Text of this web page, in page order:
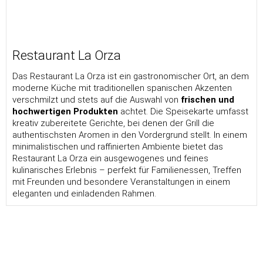
Restaurant La Orza
Das Restaurant La Orza ist ein gastronomischer Ort, an dem
moderne Küche mit traditionellen spanischen Akzenten
verschmilzt und stets auf die Auswahl von frischen und
hochwertigen Produkten achtet. Die Speisekarte umfasst
kreativ zubereitete Gerichte, bei denen der Grill die
authentischsten Aromen in den Vordergrund stellt. In einem
minimalistischen und raffinierten Ambiente bietet das
Restaurant La Orza ein ausgewogenes und feines
kulinarisches Erlebnis – perfekt für Familienessen, Treffen
mit Freunden und besondere Veranstaltungen in einem
eleganten und einladenden Rahmen.